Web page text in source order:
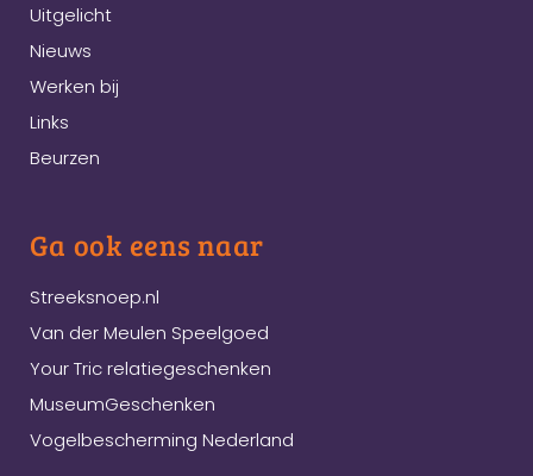
Uitgelicht
Nieuws
Werken bij
Links
Beurzen
Ga ook eens naar
Streeksnoep.nl
Van der Meulen Speelgoed
Your Tric relatiegeschenken
MuseumGeschenken
Vogelbescherming Nederland